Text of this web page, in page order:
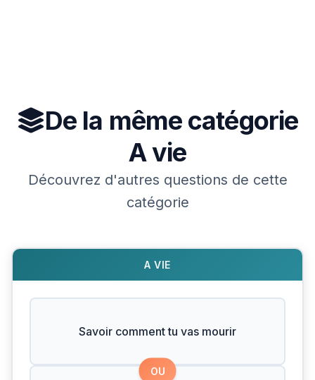
De la même catégorie
A vie
Découvrez d'autres questions de cette
catégorie
A VIE
Savoir comment tu vas mourir
OU